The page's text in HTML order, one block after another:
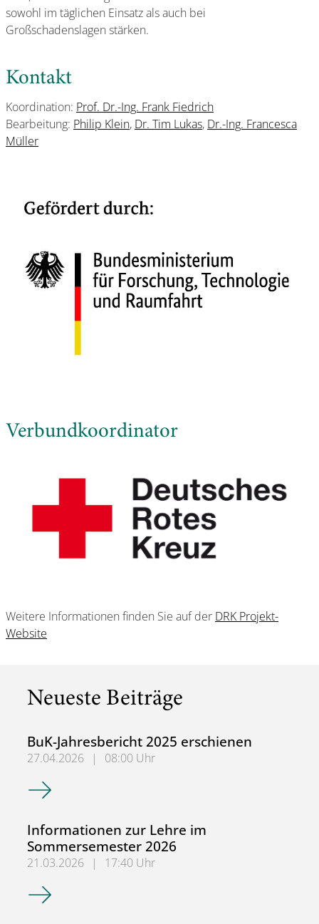
sowohl im täglichen Einsatz als auch bei
Großschadenslagen stärken.
Kontakt
Koordination: Prof. Dr.-Ing. Frank Fiedrich
Bearbeitung: Philip Klein, Dr. Tim Lukas, Dr.-Ing. Francesca
Müller
Verbundkoordinator
Weitere Informationen finden Sie auf der DRK Projekt-
Website
Neueste Beiträge
BuK-Jahresbericht 2025 erschienen
27.04.2026 |
08:00 Uhr
BuK-Jahresbericht 2025 erschienen
Informationen zur Lehre im
Sommersemester 2026
21.03.2026 |
17:40 Uhr
Informationen zur Lehre im Sommersemester 2026